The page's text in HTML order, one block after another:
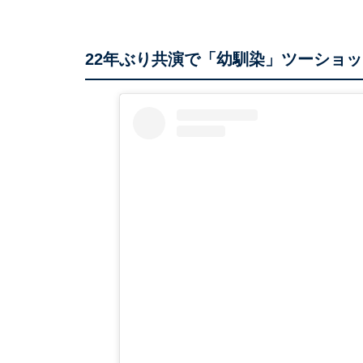
22年ぶり共演で「幼馴染」ツーショ